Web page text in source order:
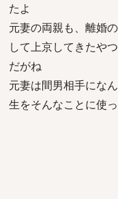
たよ
元妻の両親も、離婚
して上京してきたや
だがね
元妻は間男相手にな
生をそんなことに使